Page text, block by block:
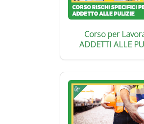
Corso per
ADDETTI ALLE